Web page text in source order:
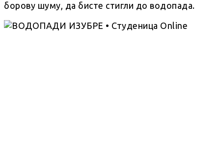
борову шуму, да бисте стигли до водопада.